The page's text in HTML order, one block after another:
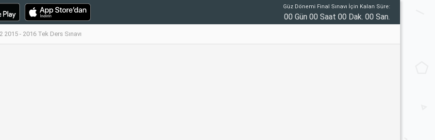
Güz Dönemi Final Sınavı İçin Kalan Süre:
00 Gün 00 Saat 00 Dak. 00 San.
2015 - 2016 Tek Ders Sınavı